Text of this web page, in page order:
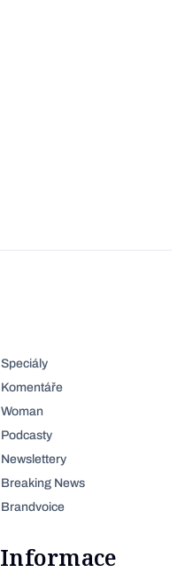
Speciály
Komentáře
Woman
Podcasty
Newslettery
Breaking News
Brandvoice
Informace